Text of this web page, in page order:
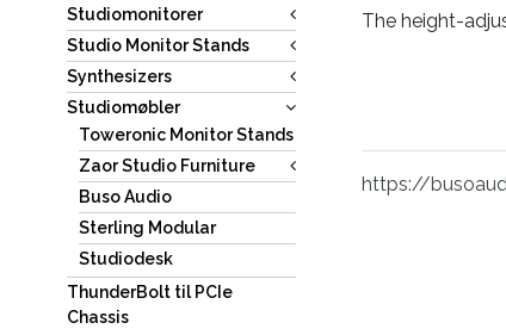
Studiomonitorer
Studio Monitor Stands
Synthesizers
Studiomøbler
Toweronic Monitor Stands
Zaor Studio Furniture
Buso Audio
Sterling Modular
Studiodesk
ThunderBolt til PCIe
Chassis
The height-
https://